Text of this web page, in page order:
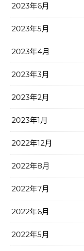
2023年6月
2023年5月
2023年4月
2023年3月
2023年2月
2023年1月
2022年12月
2022年8月
2022年7月
2022年6月
2022年5月